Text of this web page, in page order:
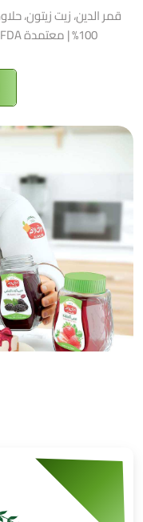
قمر الدين، زيت زيتون،
100% | معتمدة ISO & FDA | نصدر لأوروبا والخليج وأمريكا